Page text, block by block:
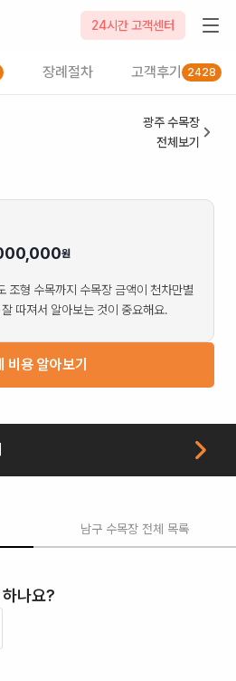
24시간 고객센터
장례절차 고객후기 2428
광주수목장
전체보기
원
조형 수목까지 수목장 금액이 천차만별
따져서 알아보는 것이 중요해요.
비용 알아보기
남구 수목장 전체 목록
나요?